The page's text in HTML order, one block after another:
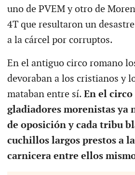
uno de PVEM y otro de
4T que resultaron un
a la cárcel por corruptos.
En el antiguo circo romano
devoraban a los cristianos y
mataban entre sí. En el circo
gladiadores morenistas ya
de oposición y cada tribu
cuchillos largos prestos a
carnicera entre ellos